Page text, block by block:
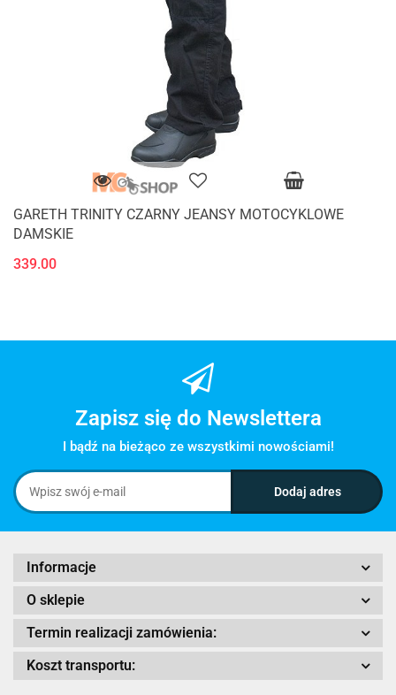
GARETH TRINITY CZARNY JEANSY MOTOCYKLOWE
DAMSKIE
339.00
Zapisz się do Newslettera
I bądź na bieżąco ze wszystkimi nowościami!
Informacje
O sklepie
Termin realizacji zamówienia:
Koszt transportu: